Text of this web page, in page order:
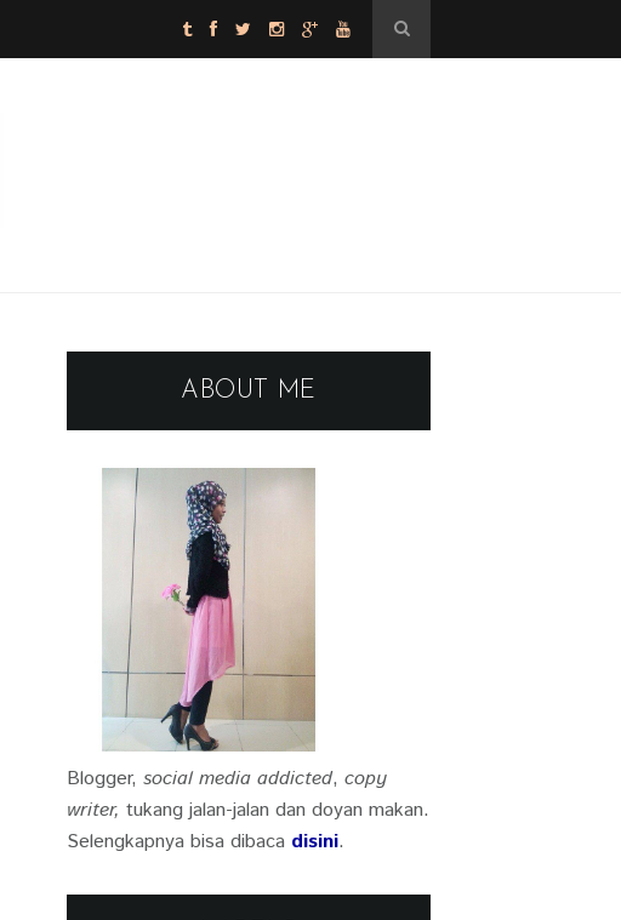
ABOUT ME
Blogger, social media addicted, copy
writer, tukang jalan-jalan dan doyan makan.
Selengkapnya bisa dibaca disini.